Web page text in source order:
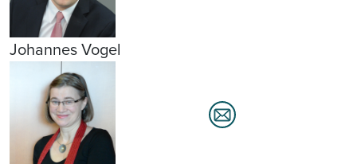
Johannes Vogel